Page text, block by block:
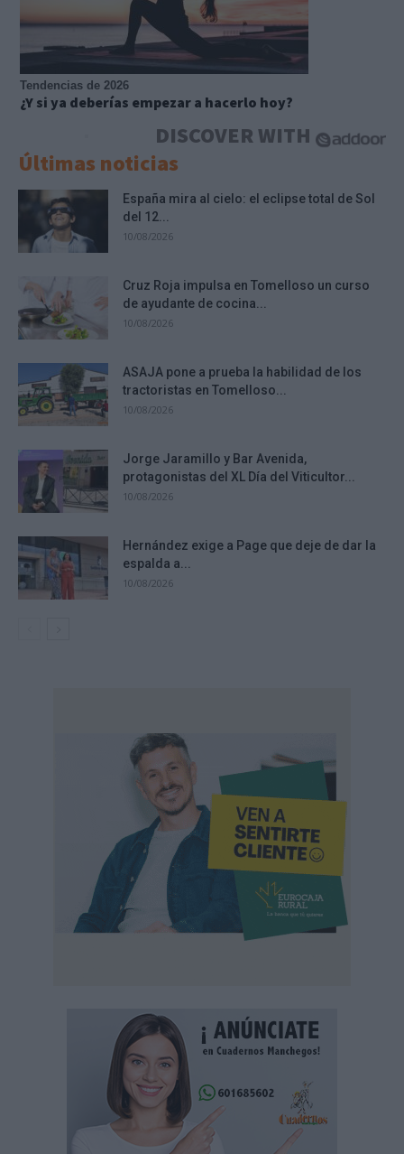
Tendencias de 2026
¿Y si ya deberías empezar a hacerlo hoy?
DISCOVER WITH
Últimas noticias
España mira al cielo: el eclipse total de Sol
del 12...
10/08/2026
Cruz Roja impulsa en Tomelloso un curso
de ayudante de cocina...
10/08/2026
ASAJA pone a prueba la habilidad de los
tractoristas en Tomelloso...
10/08/2026
Jorge Jaramillo y Bar Avenida,
protagonistas del XL Día del Viticultor...
10/08/2026
Hernández exige a Page que deje de dar la
espalda a...
10/08/2026